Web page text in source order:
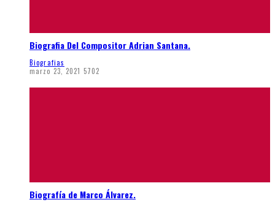
Biografia Del Compositor Adrian Santana.
Biografias
marzo 23, 2021 5702
Biografía de Marco Álvarez.